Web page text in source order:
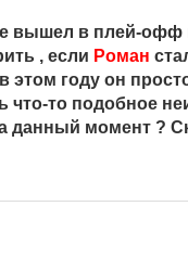
вышел в плей-офф
, если Роман
этом году он
то подобное
данный момент ?